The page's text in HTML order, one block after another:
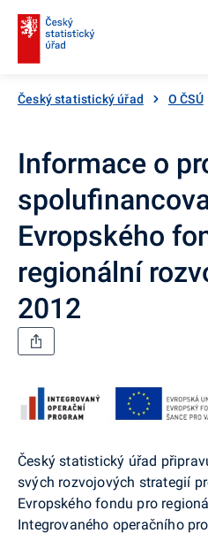
Český statistický úřad O ČSÚ
Informace o
Evropského
regionální
2012
Český statistický úřad
svých rozvojových strategií
Evropského fondu pro
Integrovaného operačního